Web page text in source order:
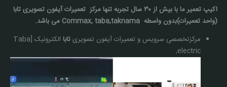
اکیپ تعمیر ما با بيش از ۳۰ سال تجربه تنها مركز تعمیرات آيفون تصويری تابا
(واحد تعمیرات)بدون واسطه Commax, taba,taknama می باشد.
مرکزتخصصی سرویس و تعمیرات آیفون تصویریتابا
الکترونیک [Taba
electric,